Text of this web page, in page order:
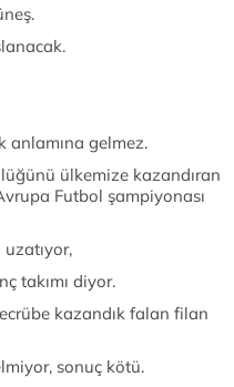
anlamına gelmez.
ülkemize kazandıran
Futbol şampiyonası
takımı diyor.
kazandık falan filan
sonuç kötü.